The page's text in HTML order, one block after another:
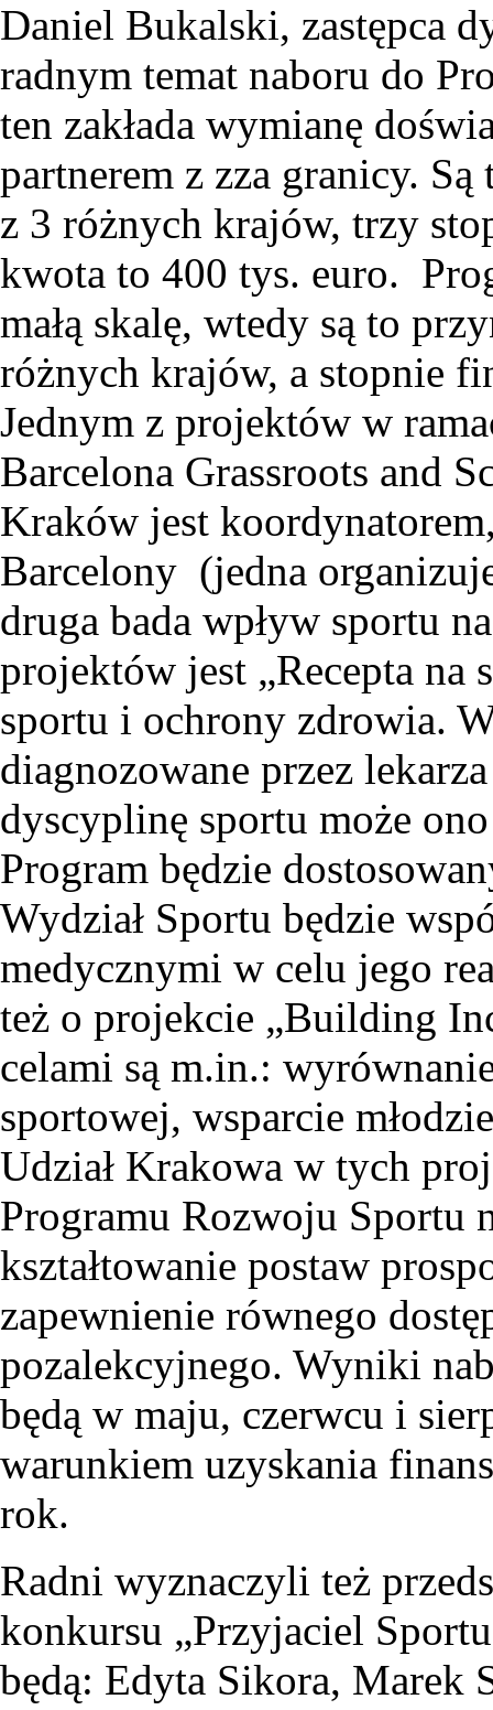
Daniel Bukalski, zastępca
radnym temat naboru do
ten zakłada wymianę
partnerem z zza granicy.
z 3 różnych krajów, trzy
kwota to 400 tys. euro.
małą skalę, wtedy są to
różnych krajów, a stopnie
Jednym z projektów w
Barcelona Grassroots and
Kraków jest
Barcelony (jedna
druga bada wpływ sportu
projektów jest „Recepta na
sportu i ochrony zdrowia.
diagnozowane przez
dyscyplinę sportu może
Program będzie
Wydział Sportu będzie
medycznymi w celu jego
też o projekcie „Building
celami są m.in.:
sportowej, wsparcie
Udział Krakowa w tych
Programu Rozwoju Sportu
kształtowanie postaw
zapewnienie równego
pozalekcyjnego. Wyniki
będą w maju, czerwcu i
warunkiem uzyskania
rok.
Radni wyznaczyli też
konkursu „Przyjaciel
będą: Edyta Sikora, Marek